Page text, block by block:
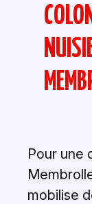
Pour une
mobilise